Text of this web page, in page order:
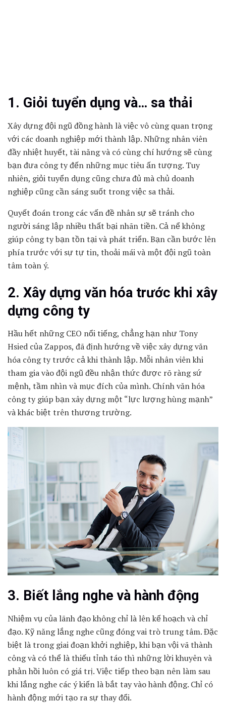
1. Giỏi tuyển dụng và… sa thải
Xây dựng đội ngũ đồng hành là việc vô cùng quan trọng
với các doanh nghiệp mới thành lập. Những nhân viên
đầy nhiệt huyết, tài năng và có cùng chí hướng sẽ cùng
bạn đưa công ty đến những mục tiêu ấn tượng. Tuy
nhiên, giỏi tuyển dụng cũng chưa đủ mà chủ doanh
nghiệp cũng cần sáng suốt trong việc sa thải.
Quyết đoán trong các vấn đề nhân sự sẽ tránh cho
người sáng lập nhiều thất bại nhãn tiền. Cả nể không
giúp công ty bạn tồn tại và phát triển. Bạn cần bước lên
phía trước với sự tự tin, thoải mái và một đội ngũ toàn
tâm toàn ý.
2. Xây dựng văn hóa trước khi xây
dựng công ty
Hầu hết những CEO nổi tiếng, chẳng hạn như Tony
Hsied của Zappos, đã định hướng về việc xây dựng văn
hóa công ty trước cả khi thành lập. Mỗi nhân viên khi
tham gia vào đội ngũ đều nhận thức được rõ ràng sứ
mệnh, tầm nhìn và mục đích của mình. Chính văn hóa
công ty giúp bạn xây dựng một “lực lượng hùng mạnh”
và khác biệt trên thương trường.
3. Biết lắng nghe và hành động
Nhiệm vụ của lãnh đạo không chỉ là lên kế hoạch và chỉ
đạo. Kỹ năng lắng nghe cũng đóng vai trò trung tâm. Đặc
biệt là trong giai đoạn khởi nghiệp, khi bạn vội vã thành
công và có thể là thiếu tỉnh táo thì những lời khuyên và
phản hồi luôn có giá trị. Việc tiếp theo bạn nên làm sau
khi lắng nghe các ý kiến là bắt tay vào hành động. Chỉ có
hành động mới tạo ra sự thay đổi.